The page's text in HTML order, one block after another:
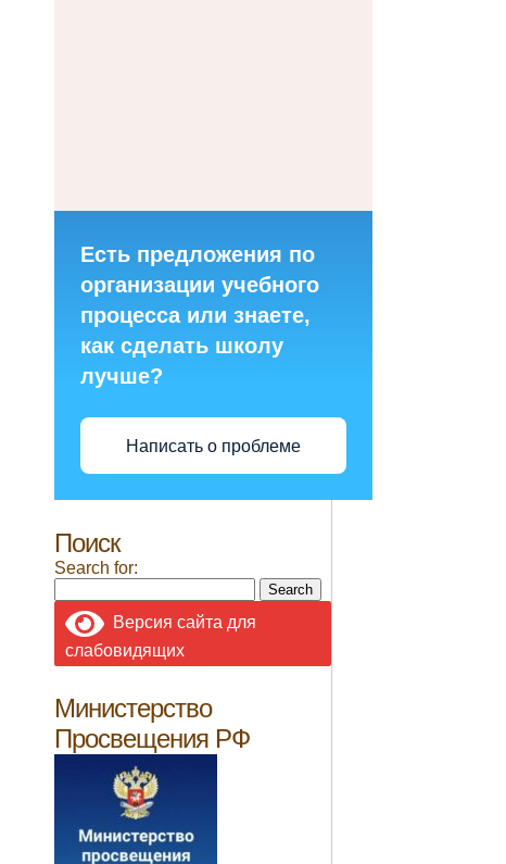
Есть предложения по
организации учебного
процесса или знаете,
как сделать школу
лучше?
Написать о проблеме
Поиск
Search for:
Версия сайта для
слабовидящих
Министерство
Просвещения РФ